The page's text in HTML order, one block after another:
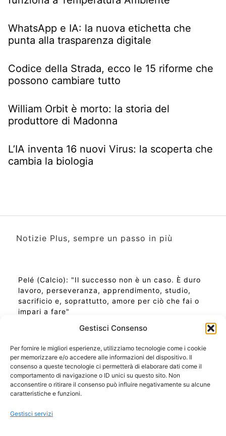
Gestisci Consenso
Per fornire le migliori esperienze, utilizziamo tecnologie come i cookie
per memorizzare e/o accedere alle informazioni del dispositivo. Il
consenso a queste tecnologie ci permetterà di elaborare dati come il
comportamento di navigazione o ID unici su questo sito. Non
acconsentire o ritirare il consenso può influire negativamente su alcune
caratteristiche e funzioni.
Gestisci servizi
WhatsApp e IA: la nuova etichetta che
punta alla trasparenza digitale
Codice della Strada, ecco le 15 riforme che
possono cambiare tutto
William Orbit è morto: la storia del
produttore di Madonna
L’IA inventa 16 nuovi Virus: la scoperta che
cambia la biologia
Notizie Plus, sempre un passo in più
Pelé (Calcio): "Il successo non è un caso. È duro
lavoro, perseveranza, apprendimento, studio,
sacrificio e, soprattutto, amore per ciò che fai o
impari a fare"
Ora Esatta in Italia in questo momento
Ti Senti Strano Ultimamente? Potrebbe Essere per
la Risonanza di Schumann
Come Sapere Se Stai Ascendendo alla Quinta